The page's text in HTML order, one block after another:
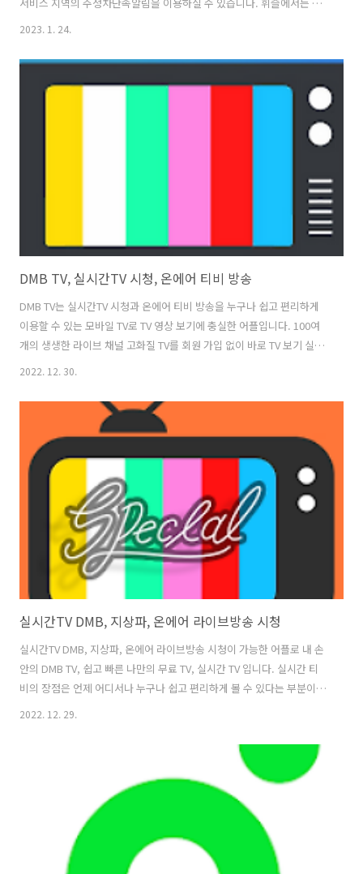
근 6개월 주정차단속알림 내역 확인이 가능하고, 원하는 지역만 주정차
(이용자는 최대 2명, 소유자의 승인 필요), 주변 주차장 정보 확인 등의 기
본 기능을 갖추고 있습니다. 휘슬의 기능에는 주정차 위반 과태료, 과속
신호위반 과태료, 고속도로 미납 통행료을 조회하고 납부할 수 있어 편리
한 운전생활에 도움이 되며, 불법 주정차 단속 및 전용차로 위반 과태료
조회, 과속 및 신호 위반 과태료 조회 및 납부 그리고 하이패스 미납 ..
2023. 1. 24.
DMB TV, 실시간TV 시청, 온에어 티비 방송
DMB TV는 실시간TV 시청과 온에어 티비 방송을 누구나 쉽고 편리하게
이용할 수 있는 모바일 TV로 TV 영상 보기에 충실한 어플입니다. 100여
개의 생생한 라이브 채널 고화질 TV를 회원 가입 없이 바로 TV 보기 실시
간 온에어로 보실 수 있으며, DMB TV는 회원가입 없이 원하는지상파, 공
장점을 갖고 있습니다. DMB가 나오지 않는 스마트기기 태블릿PC, 모바
일폰 에서도 언제 어디서나 자유롭게 TV를 시청 할 수 있고, DMB TV는
서버에 영상을 저장하지 않으며, 또한 앱 설치 시 불필요한 권한을 요구
하지 않는 완전 무료 티비 보기 서비스 입니다. DMB TV는 평생 무료로
시청이 가능한 착한 티비 어플로 평가되고 있..
2022. 12. 30.
실시간TV DMB, 지상파, 온에어 라이브방송 시청
실시간TV DMB, 지상파, 온에어 라이브방송 시청이 가능한 어플로 내 손
안의 DMB TV, 쉽고 빠른 나만의 무료 TV, 실시간 TV 입니다. 실시간 티
비의 장점은 언제 어디서나 누구나 쉽고 편리하게 볼 수 있다는 부분이
인터넷만 연결되어 있으면 실시간TV 모바일 앱 하나로 모두 해결할 수 있
습니다. 특히 100여 개 이상의 지상파, 케이블, 종합 편성 채널, 스포츠,
유아, 교육, 드라마, 예능 등의 다양한 TV방송 채널을 통해 시간과 장소의
제약 없이 바로 TV보기가 가능합니다. 이러한 실시간TV는 사용자에게 불
필요한 권한을 요구하거나 회원 가입을 유도하지..
2022. 12. 29.